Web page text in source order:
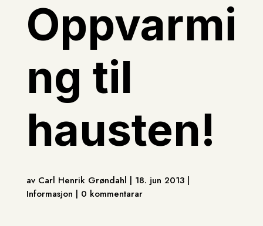
Oppvarmi
ng til
hausten!
av Carl Henrik Grøndahl | 18. jun 2013 |
Informasjon | 0 kommentarar